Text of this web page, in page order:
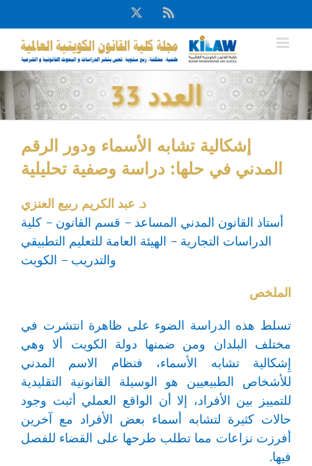
to
content
Rss
X
العدد 33
إشكالية تشابه الأسماء ودور الرقم
المدني في حلها: دراسة وصفية تحليلية
د. عبد الكريم ربيع العنزي
أستاذ القانون المدني المساعد – قسم القانون – كلية
الدراسات التجارية – الهيئة العامة للتعليم التطبيقي
والتدريب – الكويت
الملخص
تسلط هذه الدراسة الضوء على ظاهرة انتشرت في
مختلف البلدان ومن ضمنها دولة الكويت ألا وهي
إِشكالية تشابه الأسماء، فنظام الاسم المدني
للأشخاص الطبيعيين هو الوسيلة القانونية التقليدية
للتمييز بين الأفراد، إلا أن الواقع العملي أثبت وجود
حالات كثيرة لتشابه أسماء بعض الأفراد مع آخرين
أفرزت نزاعات مما تطلب طرحها على القضاء للفصل
فيها.